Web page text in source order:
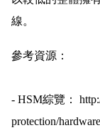
線。
參考資源：
- HSM綜覽：
protection/